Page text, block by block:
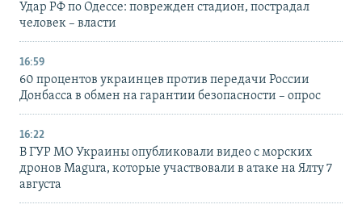
Удар РФ по Одессе: поврежден стадион, пострадал
человек – власти
16:59
60 процентов украинцев против передачи России
Донбасса в обмен на гарантии безопасности – опрос
16:22
В ГУР МО Украины опубликовали видео с морских
дронов Magura, которые участвовали в атаке на Ялту 7
августа